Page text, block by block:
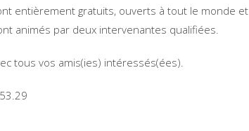
entièrement gratuits, ouverts à tout le monde
animés par deux intervenantes qualifiées.
tous vos amis(ies) intéressés(ées).